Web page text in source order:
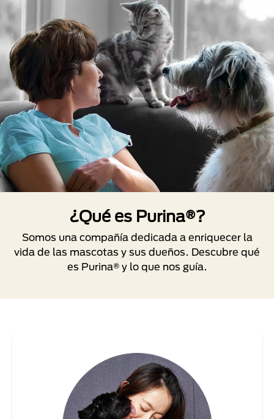
¿Qué es Purina®?
Somos una compañía dedicada a enriquecer la
vida de las mascotas y sus dueños. Descubre qué
es Purina® y lo que nos guía.